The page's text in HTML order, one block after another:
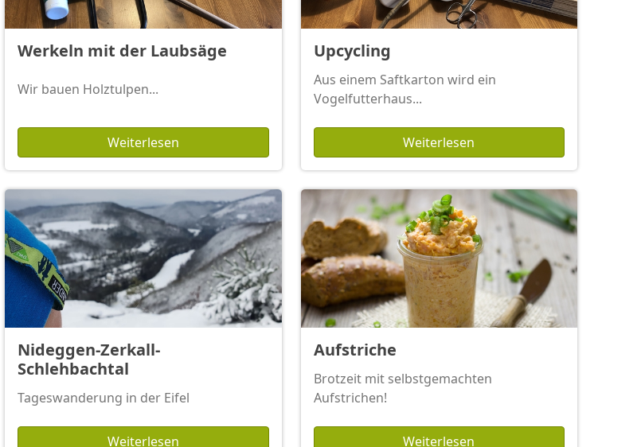
Werkeln mit der Laubsäge
Wir bauen Holztulpen...
Weiterlesen
Upcycling
Aus einem Saftkarton wird ein
Vogelfutterhaus...
Weiterlesen
Nideggen-Zerkall-
Schlehbachtal
Tageswanderung in der Eifel
Weiterlesen
Aufstriche
Brotzeit mit selbstgemachten
Aufstrichen!
Weiterlesen